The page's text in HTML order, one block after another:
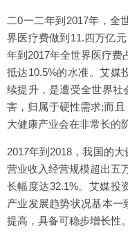
二0一二年到2017年，全
界医疗费做到11.四万亿
年到2017年全世界医疗费
抵达10.5%的水准。艾媒
续提升，是遭受全世界社
害，归属于硬性需求;而且
大健康产业会在非常长的
2017年到2018，我国的
营业收入经营规模超出五
长幅度达32.1%。艾媒投
产业发展趋势状况基本
提高，具备可稳步增长性。